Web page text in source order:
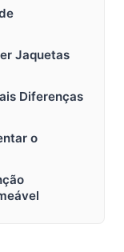
Jaquetas
Diferenças
o